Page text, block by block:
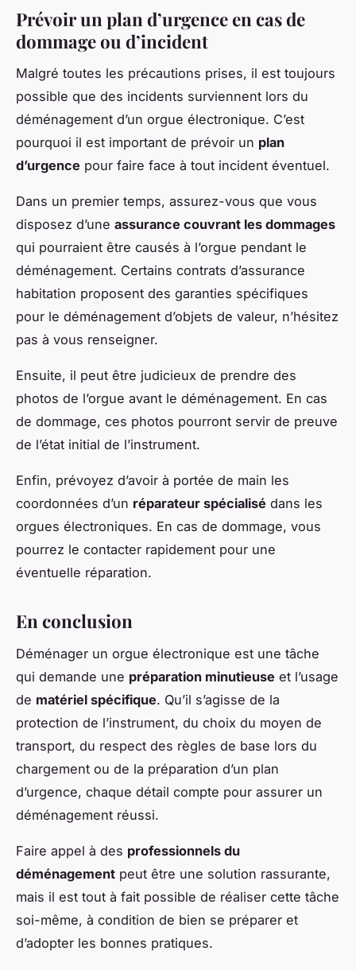
Prévoir un plan d’urgence en cas de
dommage ou d’incident
Malgré toutes les précautions prises, il est toujours
possible que des incidents surviennent lors du
déménagement d’un orgue électronique. C’est
pourquoi il est important de prévoir un plan
d’urgence pour faire face à tout incident éventuel.
Dans un premier temps, assurez-vous que vous
disposez d’une assurance couvrant les dommages
qui pourraient être causés à l’orgue pendant le
déménagement. Certains contrats d’assurance
habitation proposent des garanties spécifiques
pour le déménagement d’objets de valeur, n’hésitez
pas à vous renseigner.
Ensuite, il peut être judicieux de prendre des
photos de l’orgue avant le déménagement. En cas
de dommage, ces photos pourront servir de preuve
de l’état initial de l’instrument.
Enfin, prévoyez d’avoir à portée de main les
coordonnées d’un réparateur spécialisé dans les
orgues électroniques. En cas de dommage, vous
pourrez le contacter rapidement pour une
éventuelle réparation.
En conclusion
Déménager un orgue électronique est une tâche
qui demande une préparation minutieuse et l’usage
de matériel spécifique. Qu’il s’agisse de la
protection de l’instrument, du choix du moyen de
transport, du respect des règles de base lors du
chargement ou de la préparation d’un plan
d’urgence, chaque détail compte pour assurer un
déménagement réussi.
Faire appel à des professionnels du
déménagement peut être une solution rassurante,
mais il est tout à fait possible de réaliser cette tâche
soi-même, à condition de bien se préparer et
d’adopter les bonnes pratiques.